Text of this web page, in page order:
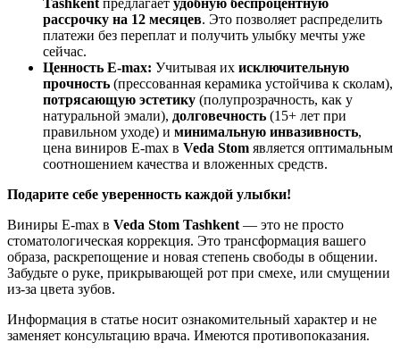
Tashkent предлагает удобную беспроцентную
рассрочку на 12 месяцев. Это позволяет распределить
платежи без переплат и получить улыбку мечты уже
сейчас.
Ценность E-max: Учитывая их исключительную
прочность (прессованная керамика устойчива к сколам),
потрясающую эстетику (полупрозрачность, как у
натуральной эмали), долговечность (15+ лет при
правильном уходе) и минимальную инвазивность,
цена виниров E-max в Veda Stom является оптимальным
соотношением качества и вложенных средств.
Подарите себе уверенность каждой улыбки!
Виниры E-max в Veda Stom Tashkent — это не просто
стоматологическая коррекция. Это трансформация вашего
образа, раскрепощение и новая степень свободы в общении.
Забудьте о руке, прикрывающей рот при смехе, или смущении
из-за цвета зубов.
Информация в статье носит ознакомительный характер и не
заменяет консультацию врача. Имеются противопоказания.